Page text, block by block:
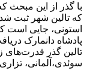
با گذر از این مبحث
که تالین شهر ثبت
استونی، جایی است
پادشاه دانمارک
تالین گذر قدرت‌های
سوئدی،آلمانی،